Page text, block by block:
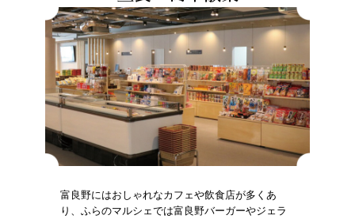
富良野にはおしゃれなカフェや飲食店が多くあ
り、ふらのマルシェでは富良野バーガーやジェラ